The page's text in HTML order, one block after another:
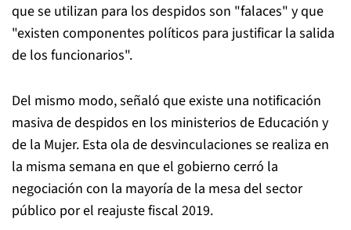
que se utilizan para los despidos son "falaces" y que
"existen componentes políticos para justificar la salida
de los funcionarios".
Del mismo modo, señaló que existe una notificación
masiva de despidos en los ministerios de Educación y
de la Mujer. Esta ola de desvinculaciones se realiza en
la misma semana en que el gobierno cerró la
negociación con la mayoría de la mesa del sector
público por el reajuste fiscal 2019.